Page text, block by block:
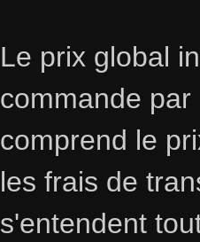
Le prix global
commande
comprend le
les frais de
s'entendent